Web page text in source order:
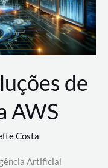
de
AWS
Costa
Artificial